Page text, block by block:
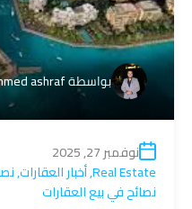
بواسطةashraf
نوفمبر 27, 2025
Real Estate
,أخبار العقارات,
نصائح في بيع العقارات